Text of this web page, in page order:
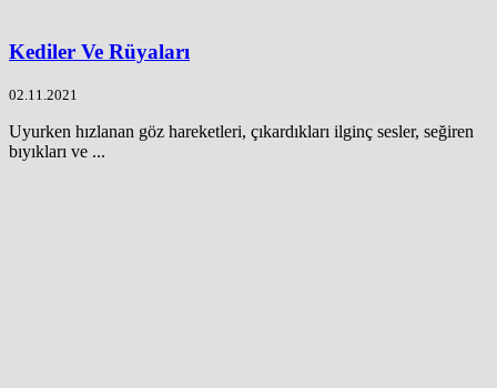
Kediler Ve Rüyaları
02.11.2021
Uyurken hızlanan göz hareketleri, çıkardıkları ilginç sesler, seğiren
bıyıkları ve ...